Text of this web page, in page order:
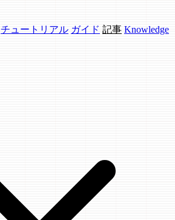
チュートリアル ガイド 記事 Knowledge